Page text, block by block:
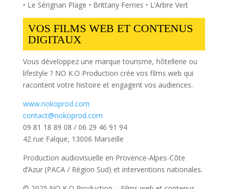
• Le Sérignan Plage • Brittany Ferries • L’Arbre Vert
VOS FILMS WEB ET CONTENUS
DIGITAUX
Vous développez une marque tourisme, hôtellerie ou
lifestyle ? NO K.O Production crée vos films web qui
racontent votre histoire et engagent vos audiences.
www.nokoprod.com
contact@nokoprod.com
09 81 18 89 08 / 06 29 46 91 94
42 rue Falque, 13006 Marseille
Production audiovisuelle en Provence-Alpes-Côte
d’Azur (PACA / Région Sud) et interventions nationales.